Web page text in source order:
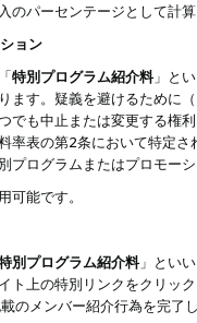
のパーセンテージとして計
ョン
特別プログラム紹介料」と
ます。疑義を避けるために
でも中止または変更する権
率表の第2条において特定
プログラムまたはプロモー
可能です。
別プログラム紹介料」とい
ト上の特別リンクをクリッ
のメンバー紹介行為を完了